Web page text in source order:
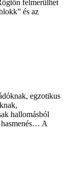
felmerülhet
és az
egzotikus
hallomásból
A